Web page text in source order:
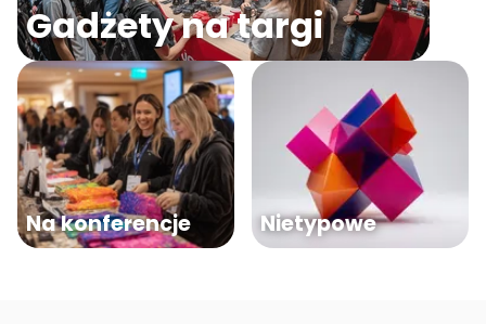
Gadżety na targi
Na konferencje Nietypowe